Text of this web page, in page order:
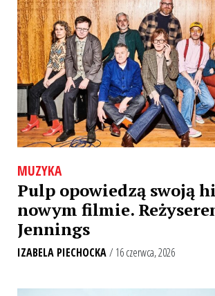
MUZYKA
Pulp opowiedzą swoją
nowym filmie.
Jennings
IZABELA PIECHOCKA/ 16 czerwca, 2026